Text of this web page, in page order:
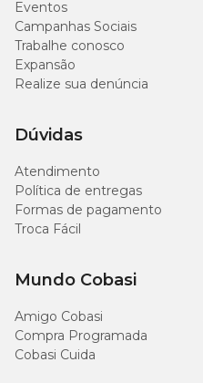
Eventos
Campanhas Sociais
Trabalhe conosco
Expansão
Realize sua denúncia
Dúvidas
Atendimento
Política de entregas
Formas de pagamento
Troca Fácil
Mundo Cobasi
Amigo Cobasi
Compra Programada
Cobasi Cuida